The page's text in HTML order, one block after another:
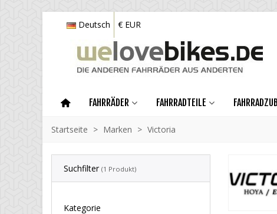
Deutsch € EUR
FAHRRÄDER FAHRRADTEILE
Startseite > Marken > Victoria
Suchfilter (1 Produkt)
Kategorie